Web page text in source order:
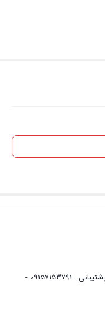
واحد پشتیبانی مشتریان : 05135092741 - واحد پشتیبانی : 09157153791 -